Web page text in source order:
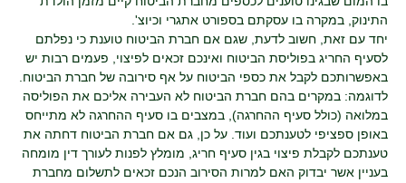
התינוק, במקרה בו עסקתם בספורט אתגרי וכיוצ'.
יחד עם זאת, חשוב לדעת, שגם אם חברת הביטוח טוענת כי נפלתם
לסעיף החריג בפוליסת הביטוח ואינכם זכאים לפיצוי, פעמים רבות יש
באפשרותכם לקבל את כספי הביטוח על אף סירובה של חברת הביטוח.
לדוגמה: במקרים בהם חברת הביטוח לא העבירה אליכם את הפוליסה
במלואה (כולל סעיף ההחרגה), במצבים בו סעיף ההחרגה לא מתייחס
באופן ספציפי לטענתכם ועוד. על כן, גם אם חברת הביטוח דחתה את
טענתכם לקבלת פיצוי בגין סעיף חריג, מומלץ לפנות לעורך דין מומחה
בעניין אשר יבדוק האם למרות הסירוב הנכם זכאים לתשלום מחברת